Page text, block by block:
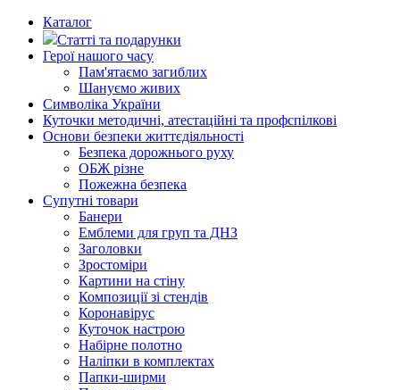
Каталог
Статті та подарунки
Герої нашого часу
Пам'ятаємо загиблих
Шануємо живих
Символіка України
Куточки методичні, атестаційні та профспілкові
Основи безпеки життєдіяльності
Безпека дорожнього руху
ОБЖ різне
Пожежна безпека
Супутні товари
Банери
Емблеми для груп та ДНЗ
Заголовки
Зростоміри
Картини на стіну
Композиції зі стендів
Коронавірус
Куточок настрою
Набірне полотно
Наліпки в комплектах
Папки-ширми